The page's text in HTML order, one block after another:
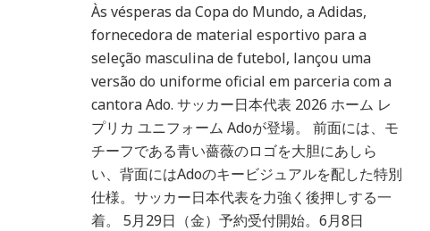
japonesa
de
futebol
tem
uniforme
lançado
em
parceria
com
Ado
Às vésperas da Copa do Mundo, a Adidas,
fornecedora de material esportivo para a
seleção masculina de futebol, lançou uma
versão do uniforme oficial em parceria com a
cantora Ado. サッカー日本代表 2026 ホーム レ
プリカ ユニフォーム Adoが登場。​ 前面には、モ
チーフである青い薔薇のロゴを大胆にあしら
い、背面にはAdoのキービジュアルを配した特別
仕様。サッカー日本代表を力強く後押しする一
着。​ 5月29日（金）予約受付開始。6月8日